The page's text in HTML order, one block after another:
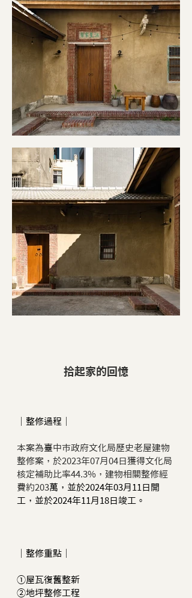
拾起家的回憶
｜整修過程｜
本案為臺中市政府文化局歷史老屋建物
整修案，於2023年07月04日獲得文化局
核定補助比率44.3%，建物相關整修經
費約203萬，並於2024年03月11日開
工， 並於2024年11月18日竣工。
｜整修重點｜
①屋瓦復舊整新
②地坪整修工程